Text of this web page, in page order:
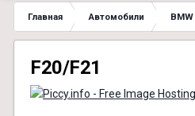
Главная Автомобили BMW
F20/F21